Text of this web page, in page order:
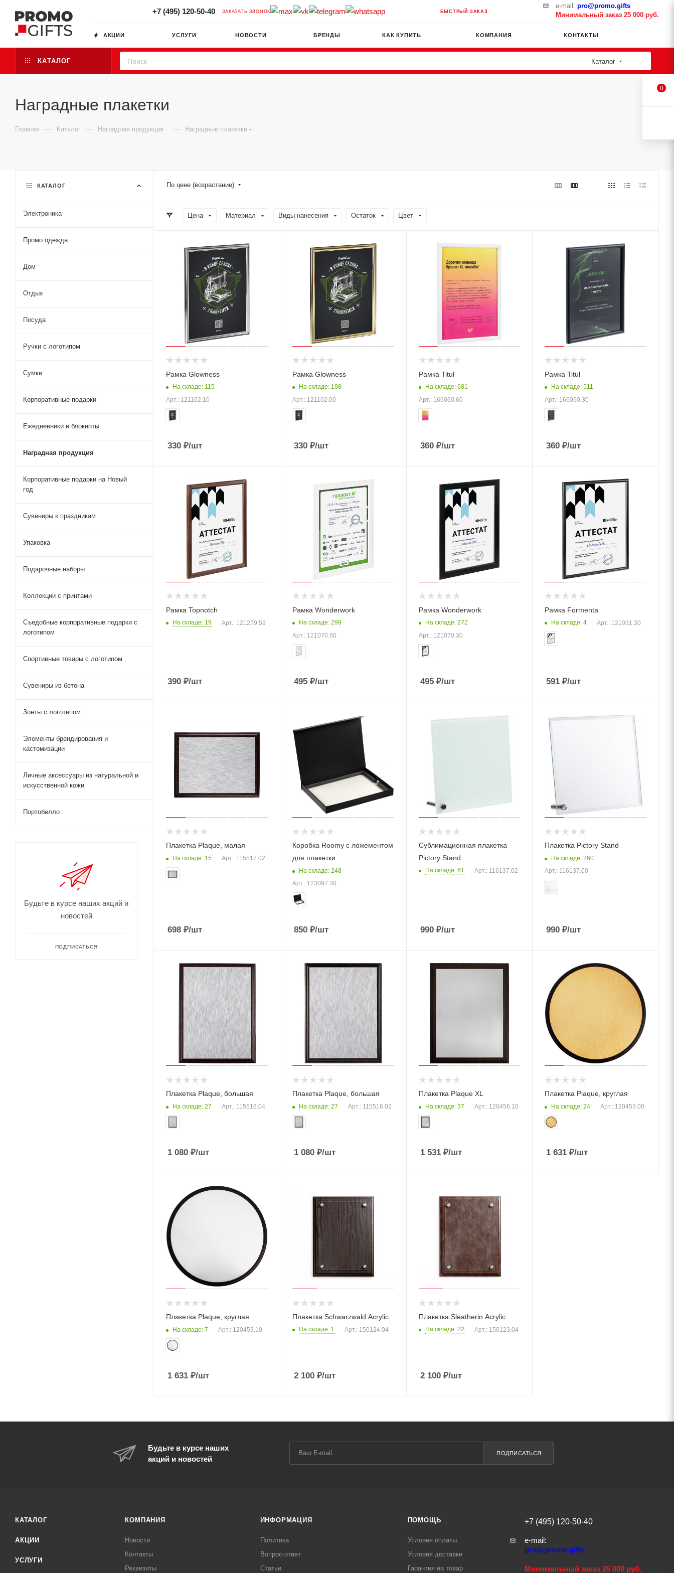
+7 (495) 120-50-40 ЗАКАЗАТЬ ЗВОНОК БЫСТРЫЙ ЗАКАЗ
e-mail: pro@promo.gifts
Минимальный заказ 25 000 руб.
АКЦИИ УСЛУГИ НОВОСТИ БРЕНДЫ КАК КУПИТЬ КОМПАНИЯ КОНТАКТЫ
КАТАЛОГ Каталог
Наградные плакетки
Главная — Каталог — Наградная продукция — Наградные плакетки
По цене (возрастание)
Цена Материал Виды нанесения Остаток Цвет
Рамка Glowness
На складе: 115
Арт.: 121102.10
330 ₽/шт
Рамка Glowness
На складе: 198
Арт.: 121102.00
330₽/шт
Рамка Titul
На складе: 681
Арт.: 166060.60
360₽/шт
Рамка Titul
На складе: 511
Арт.: 166060.30
360 ₽/шт
Рамка Topnotch
На складе: 19 Арт.: 121279.59
390 ₽/шт
Рамка Wonderwork
На складе: 299
Арт.: 121070.60
495₽/шт
Рамка Wonderwork
На складе: 272
Арт.: 121070.30
495₽/шт
Рамка Formenta
На складе: 4 Арт.: 121031.30
591 ₽/шт
Плакетка Plaque, малая
На складе: 15 Арт.: 115517.02
698 ₽/шт
Коробка Roomy с ложементом
для плакетки
На складе: 248
Арт.: 123097.30
850₽/шт
Сублимационная плакетка
Pictory Stand
На складе: 61 Арт.: 116137.02
990₽/шт
Плакетка Pictory Stand
На складе: 260
Арт.: 116137.00
990 ₽/шт
Плакетка Plaque, большая
На складе: 27 Арт.: 115516.04
1 080 ₽/шт
Плакетка Plaque, большая
На складе: 27 Арт.: 115516.02
1 080₽/шт
Плакетка Plaque XL
На складе: 37 Арт.: 120456.10
1 531₽/шт
Плакетка Plaque, круглая
На складе: 24 Арт.: 120453.00
1 631 ₽/шт
Плакетка Plaque, круглая
На складе: 7 Арт.: 120453.10
1 631 ₽/шт
Плакетка Schwarzwald Acrylic
На складе: 1 Арт.: 150124.04
2 100₽/шт
Плакетка Sleatherin Acrylic
На складе: 22 Арт.: 150123.04
2 100₽/шт
КАТАЛОГ
Электроника
Промо одежда
Дом
Отдых
Посуда
Ручки с логотипом
Сумки
Корпоративные подарки
Ежедневники и блокноты
Наградная продукция
Корпоративные подарки на Новый
год
Сувениры к праздникам
Упаковка
Подарочные наборы
Коллекции с принтами
Съедобные корпоративные подарки с
логотипом
Спортивные товары с логотипом
Сувениры из бетона
Зонты с логотипом
Элементы брендирования и
кастомизации
Личные аксессуары из натуральной и
искусственной кожи
Портобелло
Будьте в курсе наших акций и
новостей
ПОДПИСАТЬСЯ
Будьте в курсе наших
акций и новостей
ПОДПИСАТЬСЯ
КАТАЛОГ
АКЦИИ
УСЛУГИ
КОМПАНИЯ
Новости
Контакты
Реквизиты
ИНФОРМАЦИЯ
Политика
Вопрос-ответ
Статьи
ПОМОЩЬ
Условия оплаты
Условия доставки
Гарантия на товар
+7 (495) 120-50-40
e-mail:
pro@promo.gifts
Минимальный заказ 25 000 руб.
0